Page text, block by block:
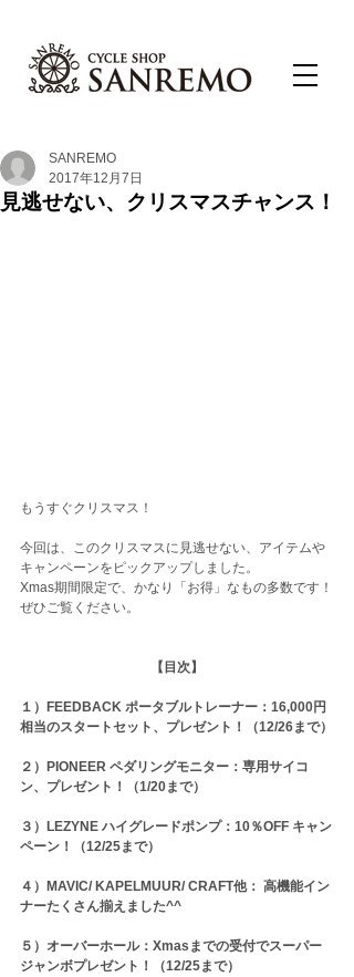
見逃せない、クリスマスチャンス！
SANREMO
2017年12月7日
もうすぐクリスマス！
今回は、このクリスマスに見逃せない、アイテムや
キャンペーンをピックアップしました。
Xmas期間限定で、かなり「お得」なもの多数です！
ぜひご覧ください。
【目次】
１）FEEDBACK ポータブルトレーナー：16,000円
相当のスタートセット、プレゼント！（12/26まで）
２）PIONEER ペダリングモニター：専用サイコ
ン、プレゼント！（1/20まで）
３）LEZYNE ハイグレードポンプ：10％OFF キャン
ペーン！（12/25まで）
４）MAVIC/ KAPELMUUR/ CRAFT他： 高機能イン
ナーたくさん揃えました^^
５）オーバーホール：Xmasまでの受付でスーパー
ジャンボプレゼント！（12/25まで）